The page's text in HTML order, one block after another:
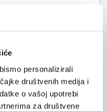
personalizirali
društvenih medija i
o vašoj upotrebi
za društvene
modificirane